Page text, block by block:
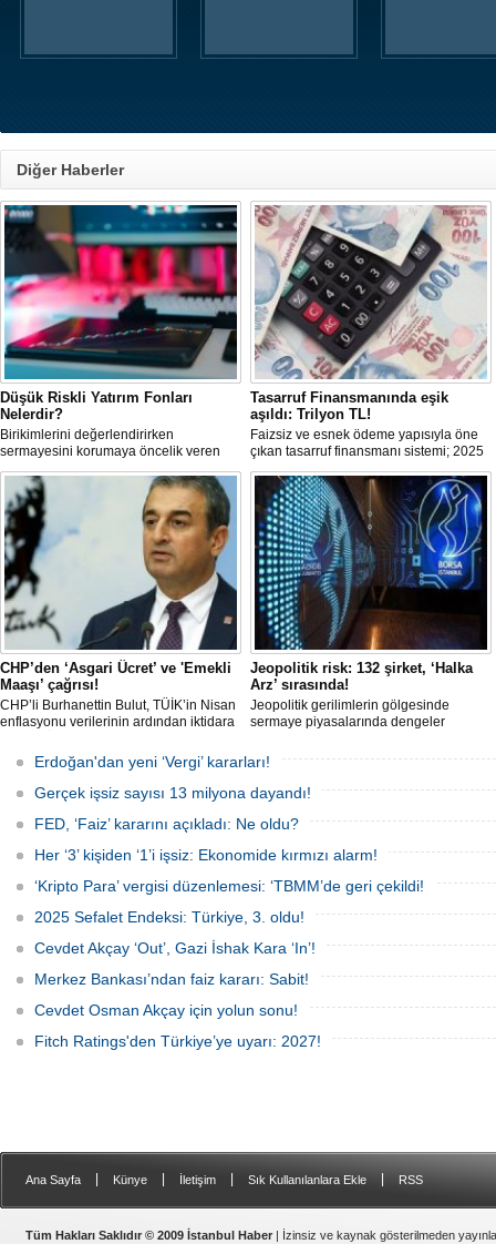
Diğer Haberler
Düşük Riskli Yatırım Fonları
Nelerdir?
Birikimlerini değerlendirirken
sermayesini korumaya öncelik veren
yatırımcılar için düşük riskli fonlar
önemli bir alternatif sunar.
Tasarruf Finansmanında eşik
aşıldı: Trilyon TL!
Faizsiz ve esnek ödeme yapısıyla öne
çıkan tasarruf finansmanı sistemi; 2025
itibariyle trilyon TL’yi aşan işlem
hacmine ulaşarak ana akım bir finansal
modele dönüştü. Dar ve orta gelirli
kesime; ev ve araç sahibi olma yolunda
güçlü bir alternatif sunuyor.
CHP’den ‘Asgari Ücret’ ve 'Emekli
Maaşı’ çağrısı!
CHP’li Burhanettin Bulut, TÜİK’in Nisan
enflasyonu verilerinin ardından iktidara
yaptı. Bulut; hayat pahalılığı karşısında
mevcut gelirlerle geçinmenin mümkün
olmadığını belirtti.
Jeopolitik risk: 132 şirket, ‘Halka
Arz’ sırasında!
Jeopolitik gerilimlerin gölgesinde
sermaye piyasalarında dengeler
halka arz cephesine dikkat çekti.
2026’da artan belirsizliklere rağmen
132 şirketin halka arz için sırada
olduğu, finansmana erişimde zorlanan
firmaların borsaya yöneliminin
Erdoğan'dan yeni ‘Vergi’ kararları!
Gerçek işsiz sayısı 13 milyona dayandı!
FED, ‘Faiz’ kararını açıkladı: Ne oldu?
Her ‘3’ kişiden ‘1’i işsiz: Ekonomide kırmızı alarm!
‘Kripto Para’ vergisi düzenlemesi: ‘TBMM’de geri çekildi!
2025 Sefalet Endeksi: Türkiye, 3. oldu!
Cevdet Akçay ‘Out’, Gazi İshak Kara ‘In’!
Merkez Bankası’ndan faiz kararı: Sabit!
Cevdet Osman Akçay için yolun sonu!
Fitch Ratings'den Türkiye’ye uyarı: 2027!
Ana Sayfa Künye İletişim Sık Kullanılanlara Ekle RSS
Tüm Hakları Saklıdır © 2009 İstanbul Haber | İzinsiz ve kaynak gösterilmeden